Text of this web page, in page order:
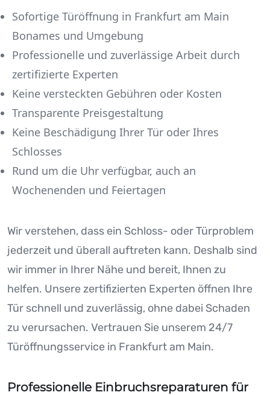
Sofortige Türöffnung in Frankfurt am Main
Bonames und Umgebung
Professionelle und zuverlässige Arbeit durch
zertifizierte Experten
Keine versteckten Gebühren oder Kosten
Transparente Preisgestaltung
Keine Beschädigung Ihrer Tür oder Ihres
Schlosses
Rund um die Uhr verfügbar, auch an
Wochenenden und Feiertagen
Wir verstehen, dass ein Schloss- oder Türproblem
jederzeit und überall auftreten kann. Deshalb sind
wir immer in Ihrer Nähe und bereit, Ihnen zu
helfen. Unsere zertifizierten Experten öffnen Ihre
Tür schnell und zuverlässig, ohne dabei Schaden
zu verursachen. Vertrauen Sie unserem 24/7
Türöffnungsservice in Frankfurt am Main.
Professionelle Einbruchsreparaturen für